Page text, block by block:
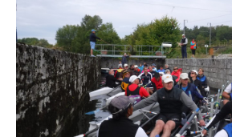
Régates
Pratiquer l’aviron
Boutique Club
Tarifs Saison 2025-2026